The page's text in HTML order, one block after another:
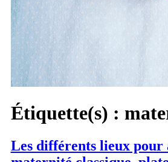
Étiquette(s) :
Les différents lieux pour